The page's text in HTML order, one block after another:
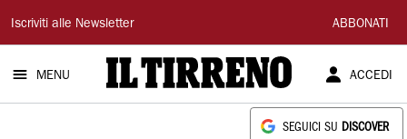
Il
Tirreno
Iscriviti alle Newsletter ABBONATI
MENU ACCEDI
SEGUICI SU DISCOVER